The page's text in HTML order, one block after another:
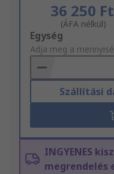
36 250 Ft
(ÁFA nélkül)
Add
to
Basket
Egység
Adja meg a
Szállítási
INGYENES
megrendelés